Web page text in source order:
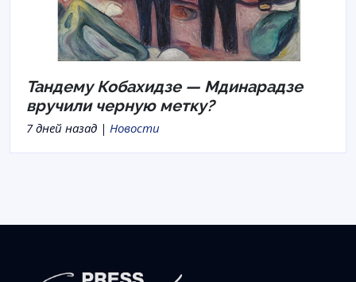
Тандему Кобахидзе — Мдинарадзе
вручили черную метку?
7 дней назад | Новости